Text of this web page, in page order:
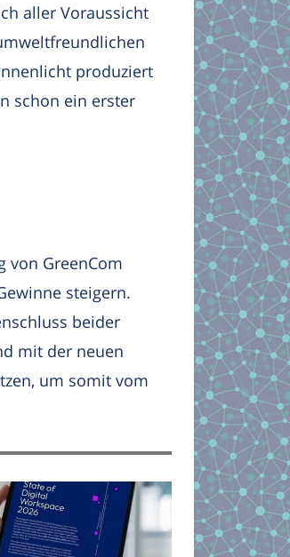
aller Voraussicht
produziert
schon ein erster
von GreenCom
steigern.
beider
mit der neuen
um somit vom